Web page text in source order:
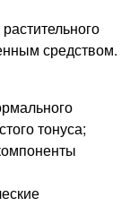
средством.
тонуса;